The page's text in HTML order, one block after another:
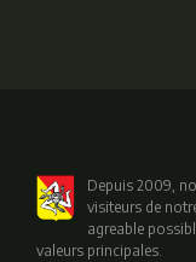
Depuis 2009,
visiteurs de
agreable
valeurs principales.